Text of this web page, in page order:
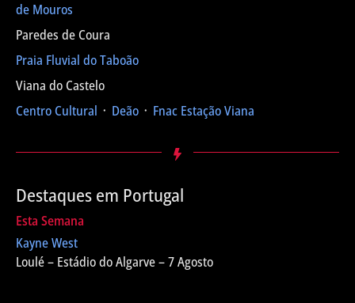
de Mouros
Paredes de Coura
Praia Fluvial do Taboão
Viana do Castelo
Centro Cultural ᛫ Deão ᛫ Fnac Estação Viana
Destaques em Portugal
Esta Semana
Kayne West
Loulé – Estádio do Algarve – 7 Agosto